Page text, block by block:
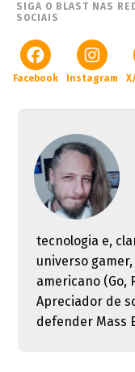
SIGA O BLAST NAS
SOCIAIS
Facebook Instagram
tecnologia e,
universo
americano (Go,
Apreciador de
defender Mass